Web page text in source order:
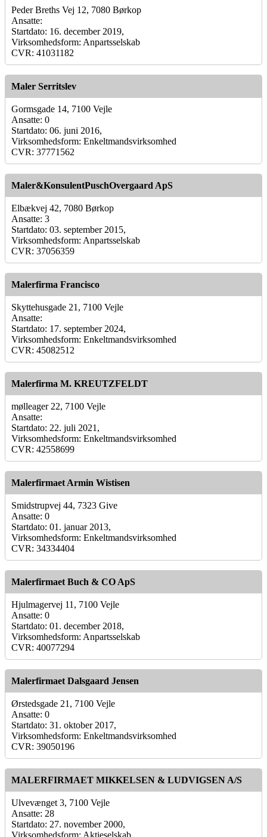
Peder Breths Vej 12, 7080 Børkop
Ansatte:
Startdato: 16. december 2019,
Virksomhedsform: Anpartsselskab
CVR: 41031182
Maler Serritslev
Gormsgade 14, 7100 Vejle
Ansatte: 0
Startdato: 06. juni 2016,
Virksomhedsform: Enkeltmandsvirksomhed
CVR: 37771562
Maler&KonsulentPuschOvergaard ApS
Elbækvej 42, 7080 Børkop
Ansatte: 3
Startdato: 03. september 2015,
Virksomhedsform: Anpartsselskab
CVR: 37056359
Malerfirma Francisco
Skyttehusgade 21, 7100 Vejle
Ansatte:
Startdato: 17. september 2024,
Virksomhedsform: Enkeltmandsvirksomhed
CVR: 45082512
Malerfirma M. KREUTZFELDT
mølleager 22, 7100 Vejle
Ansatte:
Startdato: 22. juli 2021,
Virksomhedsform: Enkeltmandsvirksomhed
CVR: 42558699
Malerfirmaet Armin Wistisen
Smidstrupvej 44, 7323 Give
Ansatte: 0
Startdato: 01. januar 2013,
Virksomhedsform: Enkeltmandsvirksomhed
CVR: 34334404
Malerfirmaet Buch & CO ApS
Hjulmagervej 11, 7100 Vejle
Ansatte: 0
Startdato: 01. december 2018,
Virksomhedsform: Anpartsselskab
CVR: 40077294
Malerfirmaet Dalsgaard Jensen
Ørstedsgade 21, 7100 Vejle
Ansatte: 0
Startdato: 31. oktober 2017,
Virksomhedsform: Enkeltmandsvirksomhed
CVR: 39050196
MALERFIRMAET MIKKELSEN & LUDVIGSEN A/S
Ulvevænget 3, 7100 Vejle
Ansatte: 28
Startdato: 27. november 2000,
Virksomhedsform: Aktieselskab